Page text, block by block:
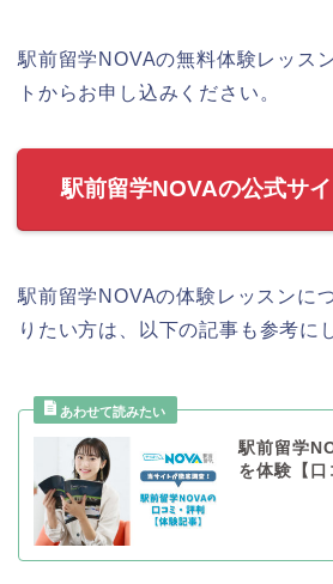
駅前留学NOVAの無料体験レッス
トからお申し込みください。
駅前留学NOVAの公式サ
駅前留学NOVAの体験レッスンに
りたい方は、以下の記事も参考に
駅前留学
を体験【口